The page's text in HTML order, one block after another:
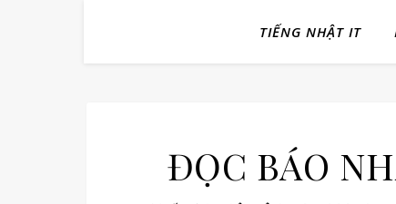
TIẾNG NHẬT IT
ĐỌC BÁO